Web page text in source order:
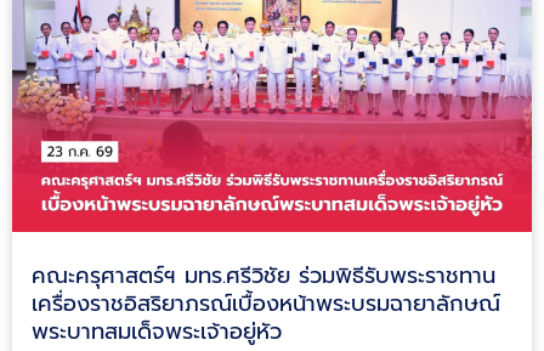
คณะครุศาสตร์ฯ มทร.ศรีวิชัย ร่วมพิธีรับพระราชทาน
เครื่องราชอิสริยาภรณ์เบื้องหน้าพระบรมฉายาลักษณ์
พระบาทสมเด็จพระเจ้าอยู่หัว